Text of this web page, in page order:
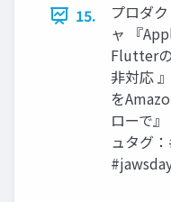
15.
プロダ
ャ 『
Flutter
非対応
を
ローで
ュタグ